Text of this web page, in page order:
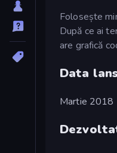
Folosește
După ce ai
are grafică
Data
Martie 2018